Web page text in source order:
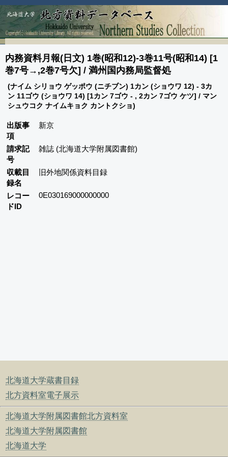
北海道大学蔵書目録
北方資料室電子展示
北海道大学附属図書館北方資料室
北海道大学附属図書館
北海道大学
内務資料月報(日文) 1巻(昭和12)-3巻11号(昭和14) [1
巻7号→,2巻7号欠] / 満州国内務局監督処
(ナイム シリョウ ゲッポウ (ニチブン) 1カン (ショウワ 12) - 3カ
ン 11ゴウ (ショウワ 14) [1カン 7ゴウ - , 2カン 7ゴウ ケツ] / マン
シュウコク ナイムキョク カントクショ)
出版事
項
新京
請求記
号
雑誌 (北海道大学附属図書館)
収載目
録名
旧外地関係資料目録
レコー
ドID
0E030169000000000